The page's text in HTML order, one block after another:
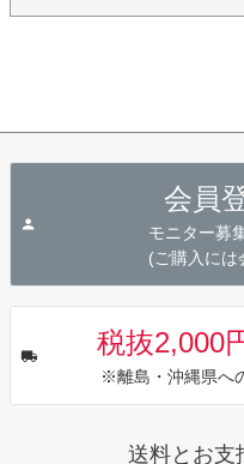
会員
モニター募
(ご購入には
税抜2,000
※離島・沖縄県へ
送料とお支